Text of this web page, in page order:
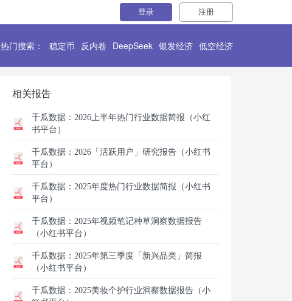
登录 注册
热门搜索： 稳定币 反内卷 DeepSeek 银发经济 低空经济
相关报告
千瓜数据： 2026上半年热门行业数据简报（小红
书平台）
千瓜数据： 2026「活跃用户」研究报告（小红书
平台）
千瓜数据： 2025年度热门行业数据简报（小红书
平台）
千瓜数据： 2025年视频笔记种草洞察数据报告
（小红书平台）
千瓜数据： 2025年第三季度「新兴品类」简报
（小红书平台）
千瓜数据： 2025美妆个护行业洞察数据报告（小